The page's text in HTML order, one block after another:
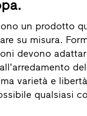
un prodotto
su misura.
devono
varietà e
qualsiasi